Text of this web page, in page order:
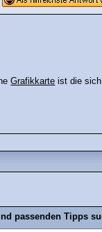
Grafikkarte ist die
passenden Tipps